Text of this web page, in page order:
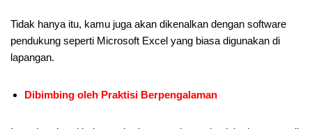
Tidak hanya itu, kamu juga akan dikenalkan dengan software
pendukung seperti Microsoft Excel yang biasa digunakan di
lapangan.
Dibimbing oleh Praktisi Berpengalaman